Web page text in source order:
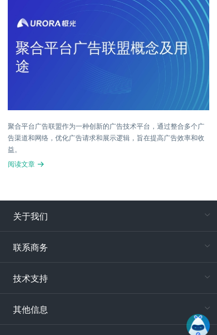
聚合平台广告联盟作为一种创新的广告技术平台，通过整合多个广
告渠道和网络，优化广告请求和展示逻辑，旨在提高广告效率和收
益。
阅读文章
关于我们
联系商务
技术支持
其他信息
电
400-
技